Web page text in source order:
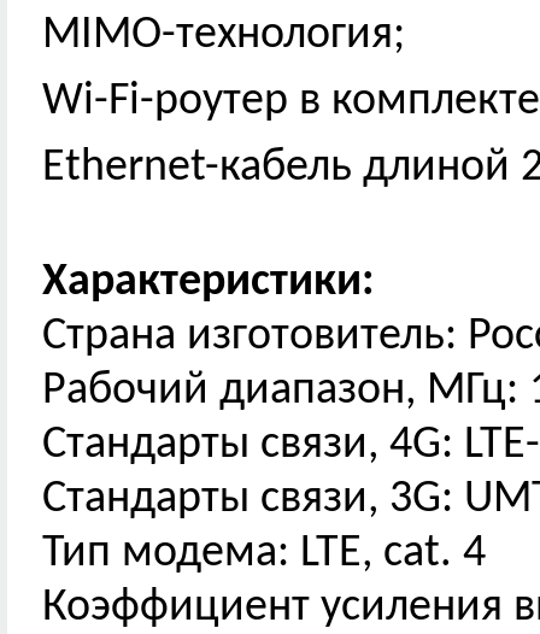
MIMO-технология;
Wi-Fi-роутер в
Ethernet-кабель длиной
Характеристики:
Страна изготовитель:
Рабочий диапазон, МГц:
Стандарты связи, 4G:
Стандарты связи, 3G:
Тип модема: LTE, cat. 4
Коэффициент усиления